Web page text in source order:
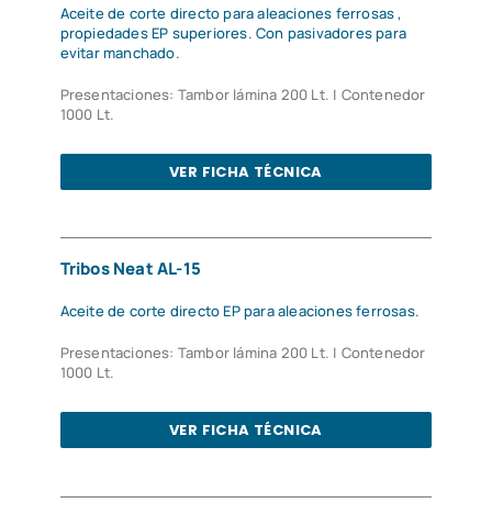
Aceite de corte directo para aleaciones ferrosas ,
propiedades EP superiores. Con pasivadores para
evitar manchado.
Presentaciones: Tambor lámina 200 Lt. | Contenedor
1000 Lt.
VER FICHA TÉCNICA
Tribos Neat AL-15
Aceite de corte directo EP para aleaciones ferrosas.
Presentaciones: Tambor lámina 200 Lt. | Contenedor
1000 Lt.
VER FICHA TÉCNICA